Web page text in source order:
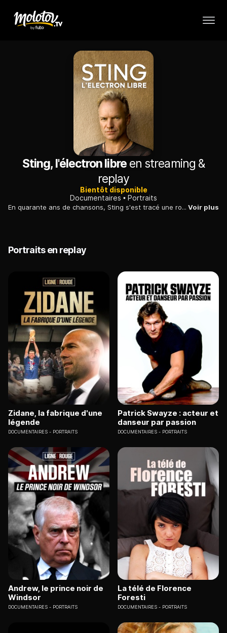
Sting, l'électron libreen streaming &
replay
Bientôt disponible
Documentaires
Portraits
En quarante ans de chansons, Sting s'est tracé une route singulière, entre tubes et combats personnels. Mêlant interview, archives et témoignages, le portrait inédit d'un artiste hors pair. Voir plus
Portraits en replay
Zidane, la fabrique d'une
légende
DOCUMENTAIRES PORTRAITS
Patrick Swayze : acteur et
danseur par passion
DOCUMENTAIRES PORTRAITS
Andrew, le prince noir de
Windsor
DOCUMENTAIRES PORTRAITS
La télé de Florence
Foresti
DOCUMENTAIRES PORTRAITS